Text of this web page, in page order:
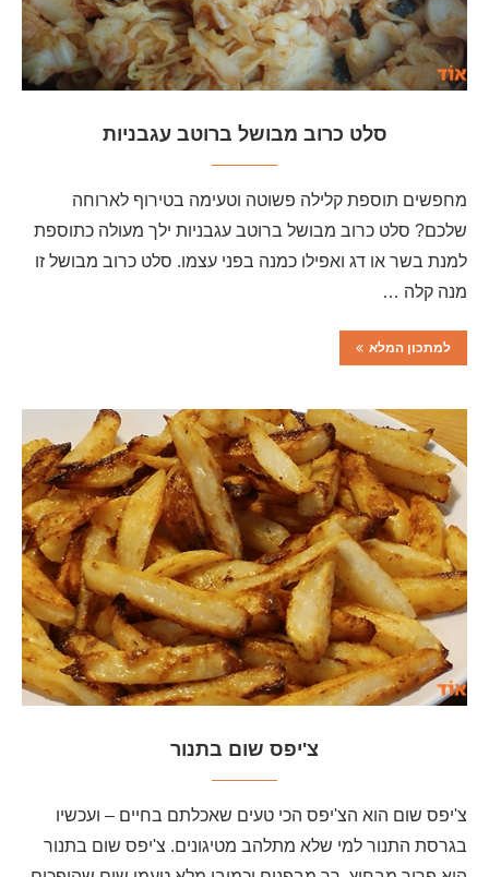
סלט כרוב מבושל ברוטב עגבניות
מחפשים תוספת קלילה פשוטה וטעימה בטירוף לארוחה
שלכם? סלט כרוב מבושל ברוטב עגבניות ילך מעולה כתוספת
למנת בשר או דג ואפילו כמנה בפני עצמו. סלט כרוב מבושל זו
מנה קלה …
למתכון המלא
צ'יפס שום בתנור
צ'יפס שום הוא הצ'יפס הכי טעים שאכלתם בחיים – ועכשיו
בגרסת התנור למי שלא מתלהב מטיגונים. צ'יפס שום בתנור